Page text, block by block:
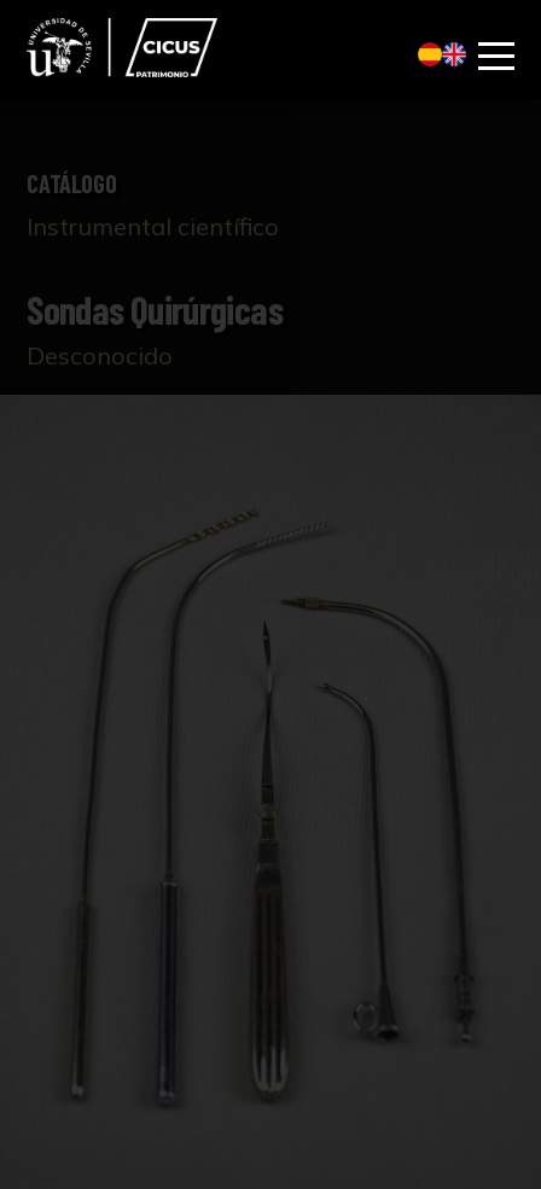
CATÁLOGO
Instrumental científico
Sondas Quirúrgicas
Desconocido